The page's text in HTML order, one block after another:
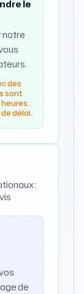
le
notre
des
sont
délai.
:
de